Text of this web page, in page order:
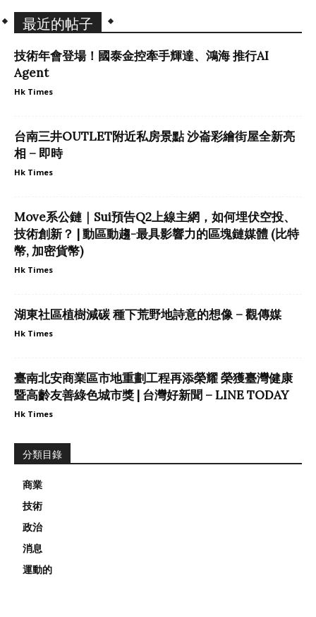
最近的帖子
技術年會登場！國泰金控牽手輝達、鴻海 推行AI
Agent
Hk Times
台南三井OUTLET附近私房景點 沙崙彩繪街屋全新亮
相 – 即時
Hk Times
Move系公鏈｜Sui預告Q2上線主網，如何埋伏空投、
技術創新？ | 動區動趨-最具影響力的區塊鏈媒體 (比特
幣, 加密貨幣)
Hk Times
湖東社區植樹減碳 種下荒野地詩意的想像 – 觀傳媒
Hk Times
臺南北安商業區市地重劃工程再添榮耀 榮獲臺灣健康
暨高齡友善綠色城市獎 | 台灣好新聞 – LINE TODAY
Hk Times
分類目錄
商業
技術
政治
消息
運動的